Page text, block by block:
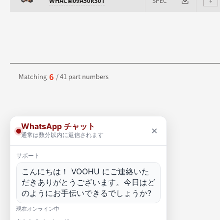
Matching 6 / 41 part numbers
WhatsApp チャット
通常は数分以内に返信されます ×
サポート
こんにちは！ VOOHU にご連絡いた
だきありがとうございます。今日はど
のようにお手伝いできるでしょうか?
現在オンライン中